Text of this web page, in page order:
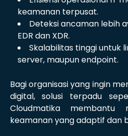
keamanan terpusat.
Deteksi ancaman lebih
EDR dan XDR.
Skalabilitas tinggi untuk
server, maupun endpoint.
Bagi organisasi yang ingin
digital, solusi terpadu
Cloudmatika membantu
keamanan yang adaptif dan